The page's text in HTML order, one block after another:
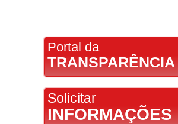
Portal da
TRANSPARÊNCIA
Solicitar
INFORMAÇÕES